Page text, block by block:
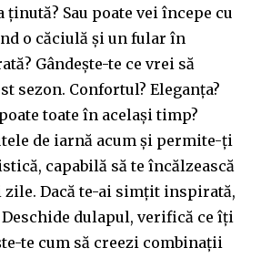
Sau poate vei începe cu
o căciulă și un fular în
Gândește-te ce vrei să
sezon. Confortul? Eleganța?
toate în același timp?
de iarnă acum și permite-ți
capabilă să te încălzească
Dacă te-ai simțit inspirată,
dulapul, verifică ce îți
te cum să creezi combinații